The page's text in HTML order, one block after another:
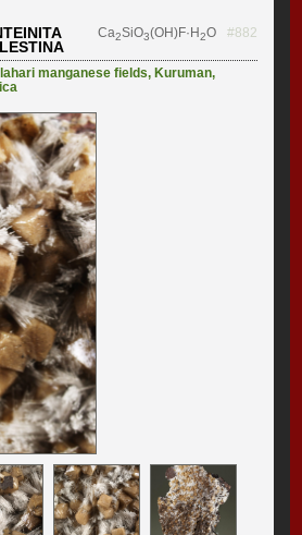
Ca2SiO3(OH)F·H2O #882
manganese fields,Kuruman,